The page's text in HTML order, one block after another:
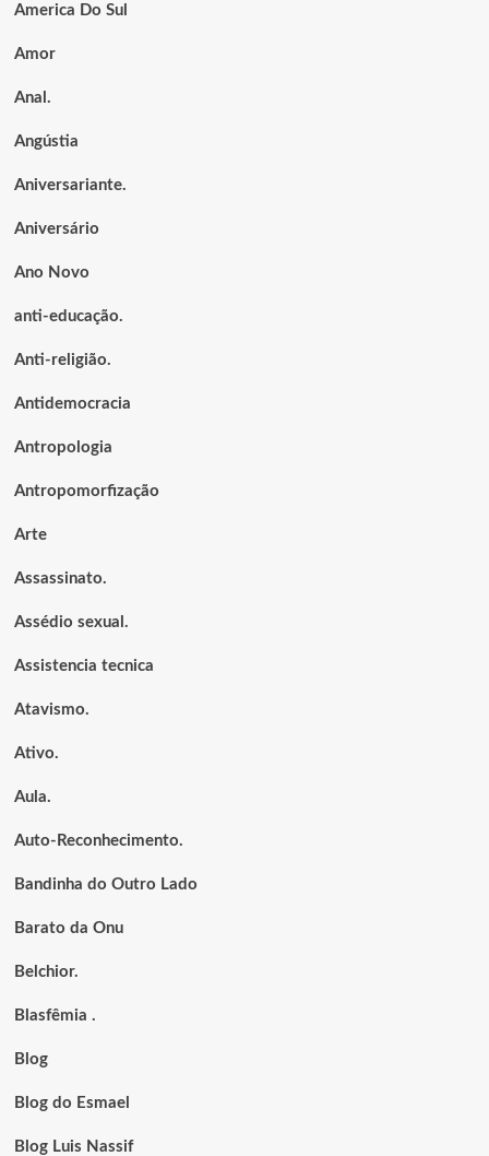
America Do Sul
Amor
Anal.
Angústia
Aniversariante.
Aniversário
Ano Novo
anti-educação.
Anti-religião.
Antidemocracia
Antropologia
Antropomorfização
Arte
Assassinato.
Assédio sexual.
Assistencia tecnica
Atavismo.
Ativo.
Aula.
Auto-Reconhecimento.
Bandinha do Outro Lado
Barato da Onu
Belchior.
Blasfêmia .
Blog
Blog do Esmael
Blog Luis Nassif